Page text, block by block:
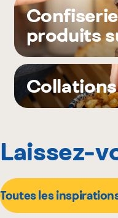
produits
Collations
Laissez-
Toutes les